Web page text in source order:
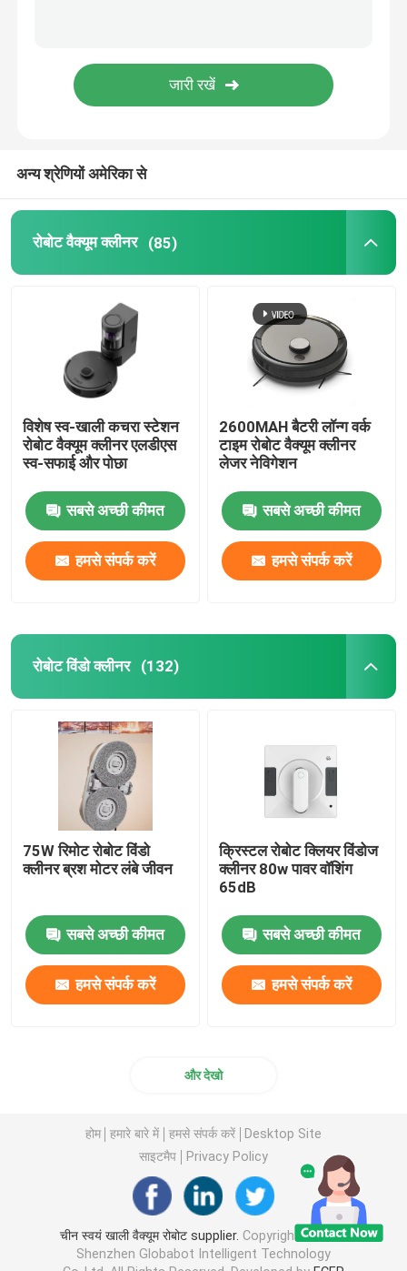
अन्य श्रेणियों अमेरिका से
रोबोट वैक्यूम क्लीनर (85)
विशेष स्व-खाली कचरा स्टेशन
रोबोट वैक्यूम क्लीनर एलडीएस
स्व-सफाई और पोछा
सबसे अच्छी कीमत
हमसे संपर्क करें
2600MAH बैटरी लॉन्ग वर्क
टाइम रोबोट वैक्यूम क्लीनर
लेजर नेविगेशन
सबसे अच्छी कीमत
हमसे संपर्क करें
रोबोट विंडो क्लीनर (132)
75W रिमोट रोबोट विंडो
क्लीनर ब्रश मोटर लंबे जीवन
सबसे अच्छी कीमत
हमसे संपर्क करें
क्रिस्टल रोबोट क्लियर विंडोज
क्लीनर 80w पावर वॉशिंग
65dB
सबसे अच्छी कीमत
हमसे संपर्क करें
और देखो
होम हमारे बारे में हमसे संपर्क करें
Desktop Site
साइटमैप
Privacy Policy
चीन स्वयं खाली वैक्यूम रोबोट supplier. Copyright © 2026
Shenzhen Globabot Intelligent Technology